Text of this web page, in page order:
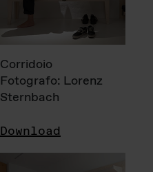
Corridoio
Fotografo: Lorenz
Sternbach
Download